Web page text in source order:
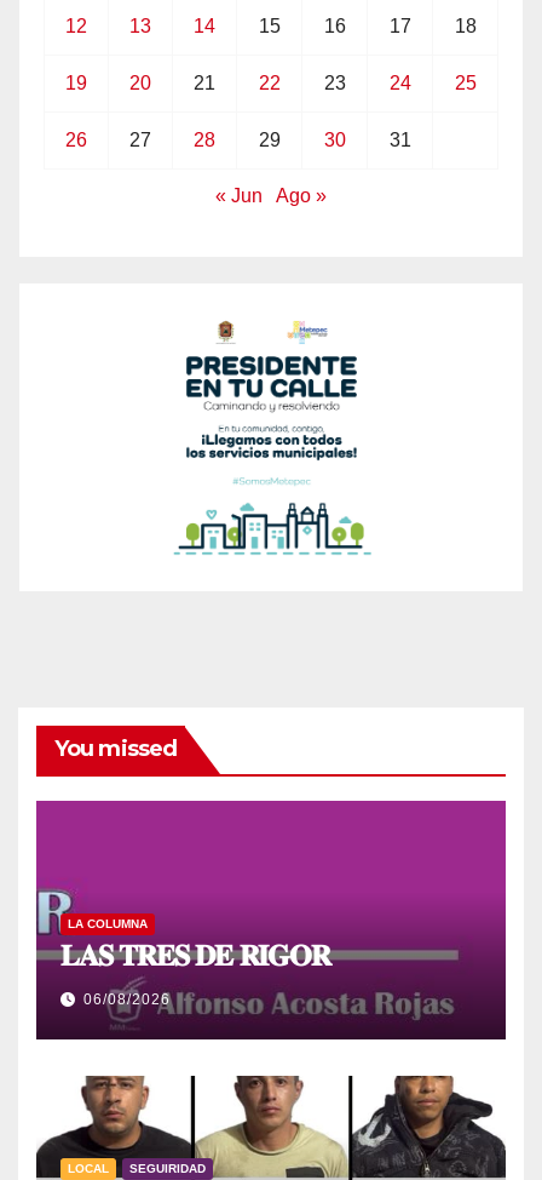
12 13 14 15 16 17 18
19 20 21 22 23 24 25
26 27 28 29 30 31
« Jun Ago »
You missed
LA COLUMNA
𝐋𝐀𝐒 𝐓𝐑𝐄𝐒 𝐃𝐄 𝐑𝐈𝐆𝐎𝐑
06/08/2026
LOCAL SEGUIRIDAD